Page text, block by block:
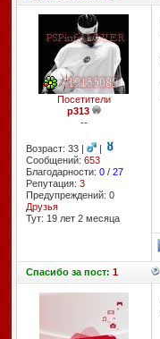
Посетители
p313
--
Возраст: 33 |
|
Сообщений: 653
Благодарности: 0/ 27
Репутация: 3
Предупреждений: 0
Друзья
Тут: 19 лет 2 месяцa
Спасибоза пост: 1